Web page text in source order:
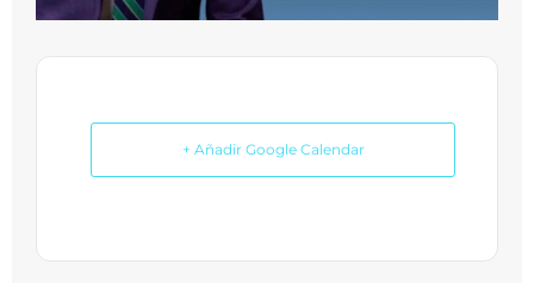
+ Añadir Google Calendar